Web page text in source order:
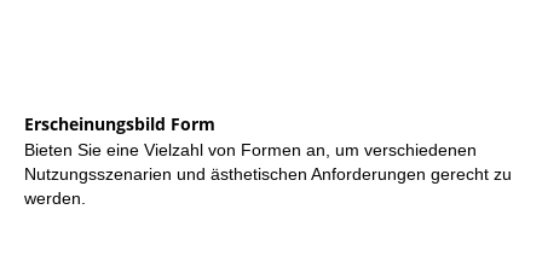
Erscheinungsbild Form
Bieten Sie eine Vielzahl von Formen an, um verschiedenen
Nutzungsszenarien und ästhetischen Anforderungen gerecht zu
werden.